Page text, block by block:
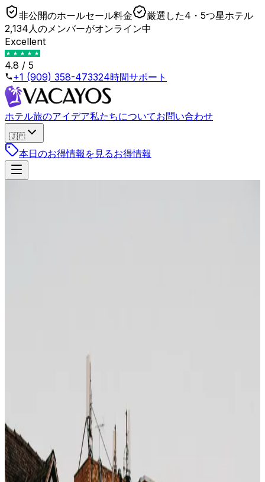
非公開のホールセール料金
厳選した4・5つ星ホテル
2,134人のメンバーがオンライン中
Excellent
4.8 / 5
+1 (909) 358-473324時間サポート
ホテル旅のアイデア私たちについてお問い合わせ
🇯🇵
本日のお得情報を見るお得情報
und Private-Sale-Kanäle.
Fenster 1: Die Post-Holiday-Flaute
(8. Januar – 15. Februar)
Nach dem Feiertagspeak hat Geschäftsreisen noch nicht
wieder begonnen, Freizeitbuchungen brechen ein,
Hotels fahren auf 45–60 % Belegung. Luxushotels in
warmen Zielen (Dubai, Malediven, Thailand, Karibik)
senken Wholesale-Preise um 30–50 %